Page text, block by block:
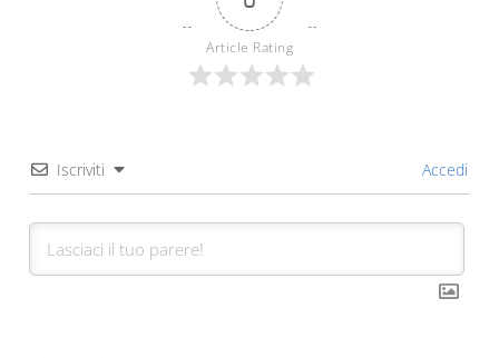
Article Rating
Iscriviti Accedi